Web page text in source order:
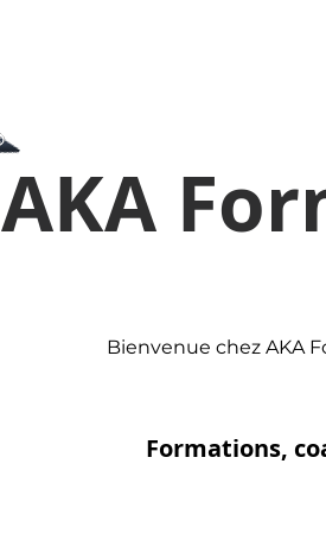
AKA
Bienvenue chez AKA
Formations,